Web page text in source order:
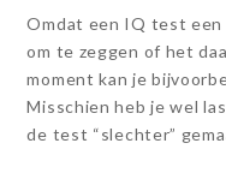
Omdat een IQ test een
om te zeggen of het
moment kan je
Misschien heb je wel
de test “slechter”